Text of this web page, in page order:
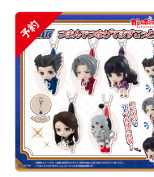
予約